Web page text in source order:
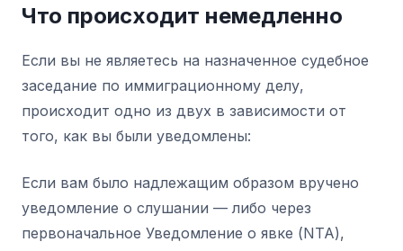
Что происходит немедленно
Если вы не являетесь на назначенное судебное
заседание по иммиграционному делу,
происходит одно из двух в зависимости от
того, как вы были уведомлены:
Если вам было надлежащим образом вручено
уведомление о слушании — либо через
первоначальное Уведомление о явке (NTA),